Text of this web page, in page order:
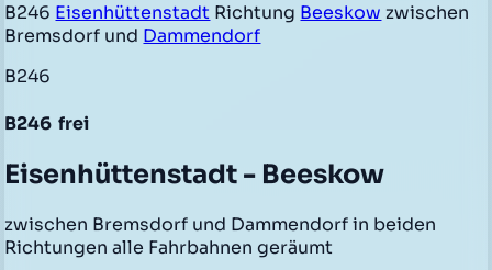
B246 Eisenhüttenstadt Richtung Beeskow zwischen
Bremsdorf und Dammendorf
B246
B246 frei
Eisenhüttenstadt - Beeskow
zwischen Bremsdorf und Dammendorf in beiden
Richtungen alle Fahrbahnen geräumt